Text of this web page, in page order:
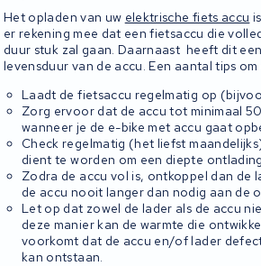
Het opladen van uw elektrische fiets accu
er rekening mee dat een fietsaccu die
duur stuk zal gaan. Daarnaast heeft dit
levensduur van de accu. Een aantal tips
Laadt de fietsaccu regelmatig op
Zorg ervoor dat de accu tot minimaal
wanneer je de e-bike met accu gaat
Check regelmatig (het liefst
dient te worden om een diepte
Zodra de accu vol is, ontkoppel dan de
de accu nooit langer dan nodig aan de
Let op dat zowel de lader als de accu
deze manier kan de warmte die
voorkomt dat de accu en/of lader
kan ontstaan.